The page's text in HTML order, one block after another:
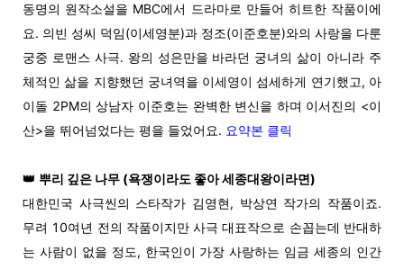
동명의 원작소설을 MBC에서 드라마로 만들어 히트한 작품이에
요. 의빈 성씨 덕임(이세영분)과 정조(이준호분)와의 사랑을 다룬
궁중 로맨스 사극. 왕의 성은만을 바라던 궁녀의 삶이 아니라 주
체적인 삶을 지향했던 궁녀역을 이세영이 섬세하게 연기했고, 아
이돌 2PM의 상남자 이준호는 완벽한 변신을 하며 이서진의 <이
산>을 뛰어넘었다는 평을 들었어요. 요약본 클릭
👑 뿌리 깊은 나무 (욕쟁이라도 좋아 세종대왕이라면)
대한민국 사극씬의 스타작가 김영현, 박상연 작가의 작품이죠.
무려 10여년 전의 작품이지만 사극 대표작으로 손꼽는데 반대하
는 사람이 없을 정도, 한국인이 가장 사랑하는 임금 세종의 인간